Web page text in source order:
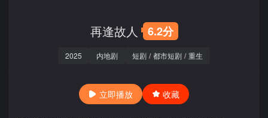
再逢故人 6.2分
2025 内地剧 短剧 / 都市短剧 / 重生
立即播放 收藏